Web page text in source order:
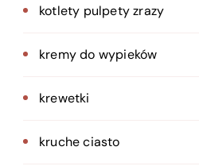
kotlety pulpety zrazy
kremy do wypieków
krewetki
kruche ciasto